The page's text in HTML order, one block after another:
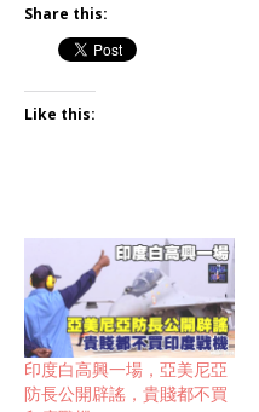
Share this:
Like this:
印度白高興一場，亞美尼亞
防長公開辟謠，貴賤都不買